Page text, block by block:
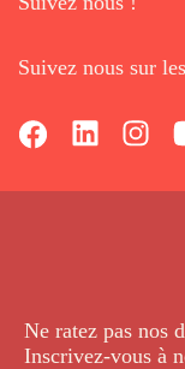
Suivez nous sur
Ne ratez pas nos
Inscrivez-vous à